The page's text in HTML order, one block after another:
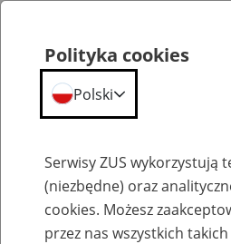
Emerytury
Polityka cookies
Polski
Serwisy ZUS wykorzystują
(niezbędne) oraz
cookies. Możesz
przez nas wszystkich